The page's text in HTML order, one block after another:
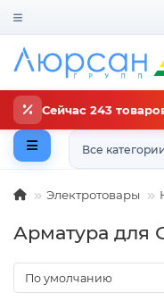
Сейчас 243
Все
Электротовары
Арматура для